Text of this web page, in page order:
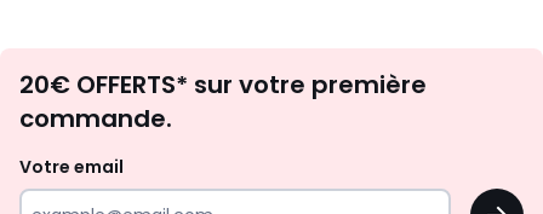
d'inspirations
surprises?
20€ OFFERTS* sur votre première
commande.
Votre email
OK